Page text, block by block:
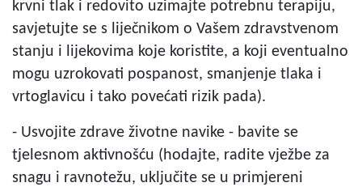
krvni tlak i redovito uzimajte potrebnu terapiju,
savjetujte se s liječnikom o Vašem zdravstvenom
stanju i lijekovima koje koristite, a koji eventualno
mogu uzrokovati pospanost, smanjenje tlaka i
vrtoglavicu i tako povećati rizik pada).
- Usvojite zdrave životne navike - bavite se
tjelesnom aktivnošću (hodajte, radite vježbe za
snagu i ravnotežu, uključite se u primjereni